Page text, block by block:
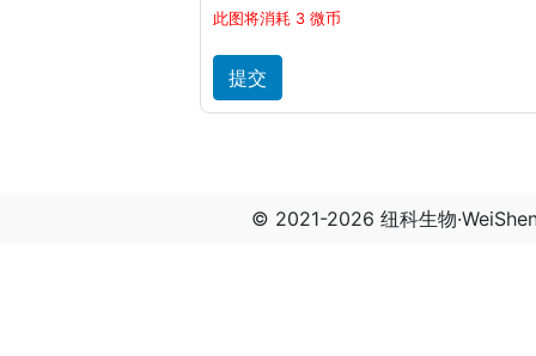
此图将消耗 3 微币
© 2021-2026 纽科生物